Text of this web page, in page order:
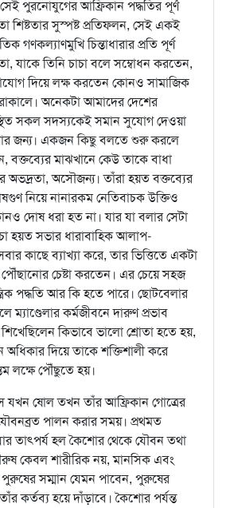
সেই পুরনোযুগের আফ্রিকান পদ্ধতির পূর্ণ
শিষ্টতার সুস্পষ্ট প্রতিফলন, সেই একই
গণকল্যাণমুখি চিন্তাধারার প্রতি পূর্ণ
যাকে তিনি চাচা বলে সম্বোধন করতেন,
দিয়ে লক্ষ করতেন কোনও সামাজিক
অনেকটা আমাদের দেশের
সকল সদস্যকেই সমান সুযোগ দেওয়া
জন্য। একজন কিছু বলতে শুরু করলে
বক্তব্যের মাঝখানে কেউ তাকে বাধা
অভদ্রতা, অসৌজন্য। তাঁরা হয়ত বক্তব্যের
নিয়ে নানারকম নেতিবাচক উক্তিও
দোষ ধরা হত না। যার যা বলার সেটা
হয়ত সভার ধারাবাহিক আলাপ-
কাছে ব্যাখ্যা করে, তার ভিত্তিতে একটা
পৌঁছানোর চেষ্টা করতেন। এর চেয়ে সহজ
পদ্ধতি আর কি হতে পারে। ছোটবেলার
ম্যাণ্ডেলার কর্মজীবনে দারুণ প্রভাব
শিখেছিলেন কিভাবে ভালো শ্রোতা হতে হয়,
দিয়ে তাকে শক্তিশালী করে
লক্ষে পৌঁছুতে হয়।
যখন ষোল তখন তাঁর আফ্রিকান গোত্রের
পালন করার সময়। প্রথমত
তাৎপর্য হল কৈশোর থেকে যৌবন তথা
কেবল শারীরিক নয়, মানসিক এবং
সম্মান যেমন পাবেন, পুরুষের
কর্তব্য হয়ে দাঁড়াবে। কৈশোর পর্যন্ত